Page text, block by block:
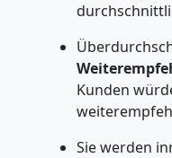
Kunden
Sie werden